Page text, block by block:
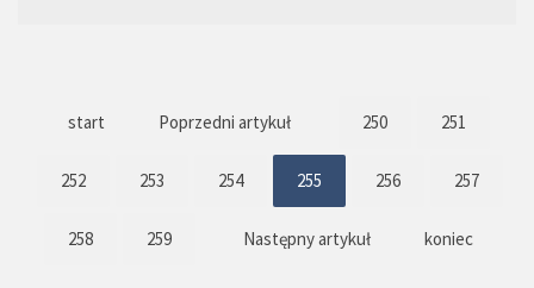
start Poprzedni artykuł 250 251
252 253 254 255 256 257
258 259 Następny artykuł koniec